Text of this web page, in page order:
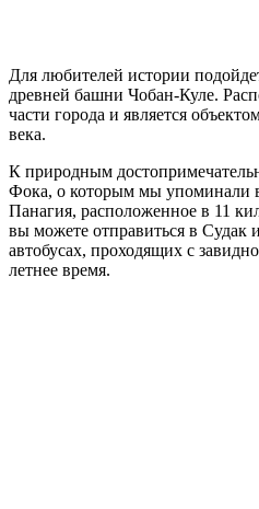
Для любителей истории
древней башни Чобан-Куле.
части города и является
века.
К природным
Фока, о которым мы упоминали
Панагия, расположенное в 11
вы можете отправиться в Судак
автобусах, проходящих с
летнее время.